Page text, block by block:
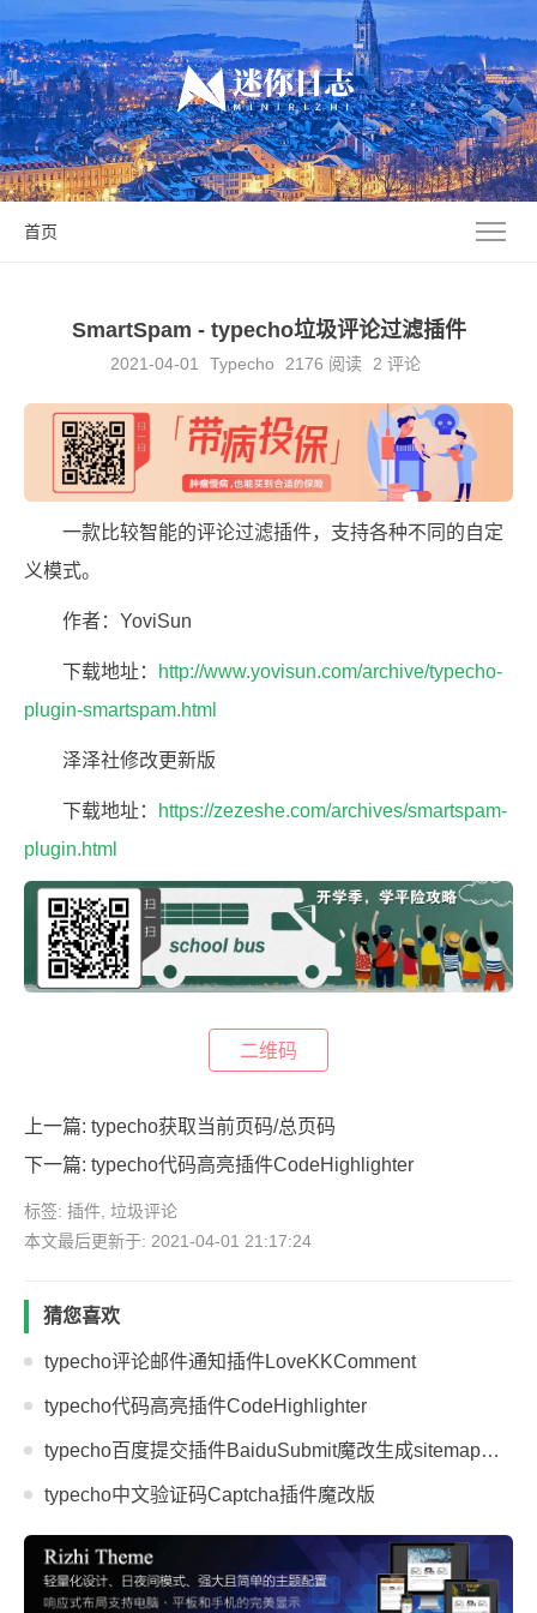
首页
SmartSpam - typecho垃圾评论过滤插件
2021-04-01 Typecho 2176 阅读 2 评论
一款比较智能的评论过滤插件，支持各种不同的自定
义模式。
作者：YoviSun
下载地址：
http://www.yovisun.com/archive/typecho-
plugin-smartspam.html
泽泽社修改更新版
下载地址：
https://zezeshe.com/archives/smartspam-
plugin.html
二维码
上一篇: typecho获取当前页码/总页码
下一篇: typecho代码高亮插件CodeHighlighter
标签: 插件 垃圾评论
本文最后更新于: 2021-04-01 21:17:24
猜您喜欢
typecho评论邮件通知插件LoveKKComment
typecho代码高亮插件CodeHighlighter
typecho百度提交插件BaiduSubmit魔改生成sitemap并且记录蜘蛛来访
typecho中文验证码Captcha插件魔改版